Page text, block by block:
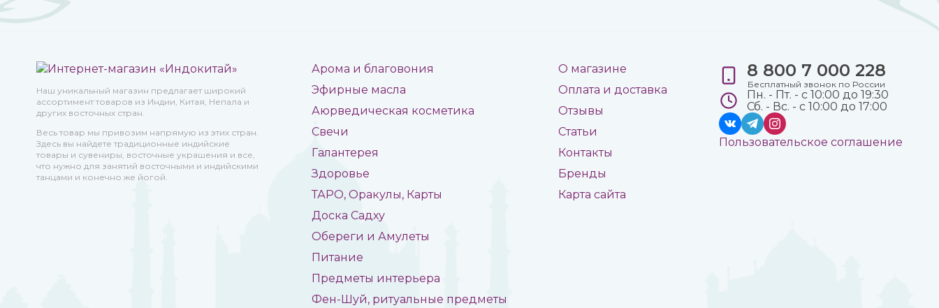
Наш уникальный магазин предлагает широкий
ассортимент товаров из Индии, Китая, Непала и
других восточных стран.
Весь товар мы привозим напрямую из этих стран.
Здесь вы найдете традиционные индийские
товары и сувениры, восточные украшения и все,
что нужно для занятий восточными и индийскими
танцами и конечно же йогой.
Арома и благовония
Эфирные масла
Аюрведическая косметика
Свечи
Галантерея
Здоровье
ТАРО, Оракулы, Карты
Доска Садху
Обереги и Амулеты
Питание
Предметы интерьера
Фен-Шуй, ритуальные предметы
О магазине
Оплата и доставка
Отзывы
Статьи
Контакты
Бренды
Карта сайта
8 800 7 000 228
Бесплатный звонок по России
Пн. - Пт. - с 10:00 до 19:30
Сб. - Вс. - с 10:00 до 17:00
Пользовательское соглашение